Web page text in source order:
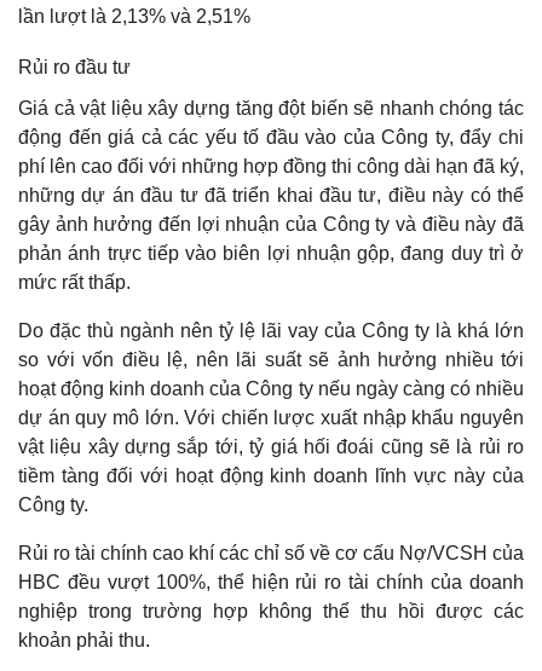
lần lượt là 2,13% và 2,51%
Rủi ro đầu tư
Giá cả vật liệu xây dựng tăng đột biến sẽ nhanh chóng tác
động đến giá cả các yếu tố đầu vào của Công ty, đẩy chi
phí lên cao đối với những hợp đồng thi công dài hạn đã ký,
những dự án đầu tư đã triển khai đầu tư, điều này có thể
gây ảnh hưởng đến lợi nhuận của Công ty và điều này đã
phản ánh trực tiếp vào biên lợi nhuận gộp, đang duy trì ở
mức rất thấp.
Do đặc thù ngành nên tỷ lệ lãi vay của Công ty là khá lớn
so với vốn điều lệ, nên lãi suất sẽ ảnh hưởng nhiều tới
hoạt động kinh doanh của Công ty nếu ngày càng có nhiều
dự án quy mô lớn. Với chiến lược xuất nhập khẩu nguyên
vật liệu xây dựng sắp tới, tỷ giá hối đoái cũng sẽ là rủi ro
tiềm tàng đối với hoạt động kinh doanh lĩnh vực này của
Công ty.
Rủi ro tài chính cao khí các chỉ số về cơ cấu Nợ/VCSH của
HBC đều vượt 100%, thể hiện rủi ro tài chính của doanh
nghiệp trong trường hợp không thể thu hồi được các
khoản phải thu.